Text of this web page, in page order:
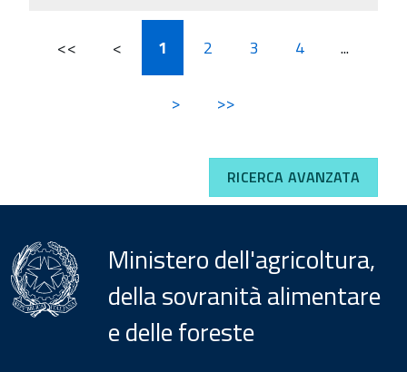
<< < 1 2 3 4 ...
> >>
RICERCA AVANZATA
Ministero dell'agricoltura,
della sovranità alimentare
e delle foreste